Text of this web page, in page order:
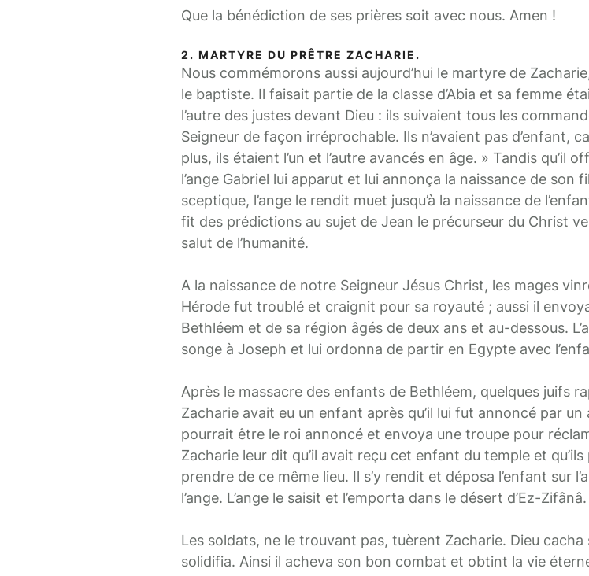
Que la bénédiction de ses prières soit avec nous. Amen !
2. MARTYRE DU PRÊTRE ZACHARIE.
Nous commémorons aussi aujourd’hui le martyre de
le baptiste. Il faisait partie de la classe d’Abia et sa femme
l’autre des justes devant Dieu : ils suivaient tous les
Seigneur de façon irréprochable. Ils n’avaient pas d’enfant,
plus, ils étaient l’un et l’autre avancés en âge. » Tandis qu’il
l’ange Gabriel lui apparut et lui annonça la naissance de son
sceptique, l’ange le rendit muet jusqu’à la naissance de
fit des prédictions au sujet de Jean le précurseur du Christ
salut de l’humanité.
A la naissance de notre Seigneur Jésus Christ, les mages
Hérode fut troublé et craignit pour sa royauté ; aussi il
Bethléem et de sa région âgés de deux ans et au-dessous.
songe à Joseph et lui ordonna de partir en Egypte avec
Après le massacre des enfants de Bethléem, quelques juifs
Zacharie avait eu un enfant après qu’il lui fut annoncé par
pourrait être le roi annoncé et envoya une troupe pour
Zacharie leur dit qu’il avait reçu cet enfant du temple et
prendre de ce même lieu. Il s’y rendit et déposa l’enfant sur
l’ange. L’ange le saisit et l’emporta dans le désert d’Ez-Zifânâ.
Les soldats, ne le trouvant pas, tuèrent Zacharie. Dieu
solidifia. Ainsi il acheva son bon combat et obtint la vie